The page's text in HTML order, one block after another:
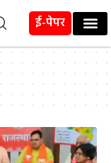
ई-पेपर